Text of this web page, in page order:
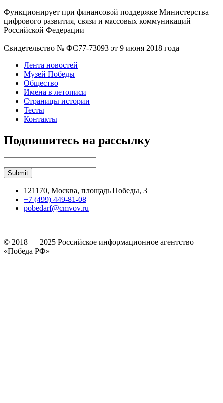
Функционирует при финансовой поддержке Министерства
цифрового развития, связи и массовых коммуникаций
Российской Федерации
Свидетельство № ФС77-73093 от 9 июня 2018 года
Лента новостей
Музей Победы
Общество
Имена в летописи
Страницы истории
Тесты
Контакты
Подпишитесь на рассылку
121170, Москва, площадь Победы, 3
+7 (499) 449-81-08
pobedarf@cmvov.ru
© 2018 — 2025 Российское информационное агентство
«Победа РФ»